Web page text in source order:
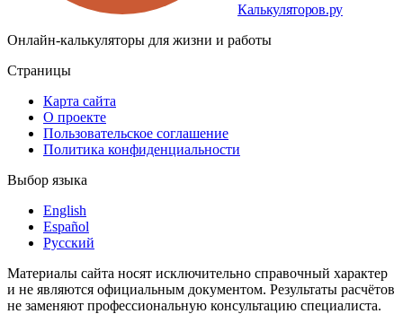
Калькуляторов.ру
Онлайн-калькуляторы для жизни и работы
Страницы
Карта сайта
О проекте
Пользовательское соглашение
Политика конфиденциальности
Выбор языка
English
Español
Русский
Материалы сайта носят исключительно справочный характер
и не являются официальным документом. Результаты расчётов
не заменяют профессиональную консультацию специалиста.